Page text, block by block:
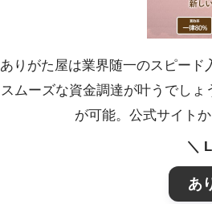
ありがた屋は業界随一のスピード
スムーズな資金調達が叶うでし
が可能。公式サイト
＼
あ